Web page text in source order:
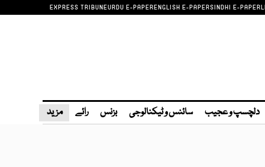
EXPRESS TRIBUNEURDU E-PAPERENGLISH E-PAPERSINDHI E-PAPER
دلچسپ و عجیب سائنس و ٹیکنالوجی بزنس رائے مزید